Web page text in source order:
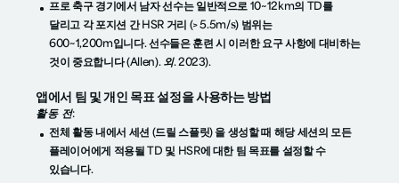
프로 축구 경기에서 남자 선수는 일반적으로 10~12km의 TD를
달리고 각 포지션 간 HSR 거리 (> 5.5m/s) 범위는
600~1,200m입니다. 선수들은 훈련 시 이러한 요구 사항에 대비하는
것이 중요합니다 (Allen). 외.2023).
앱에서 팀 및 개인 목표 설정을 사용하는 방법
활동 전:
전체 활동 내에서 세션 (드릴 스플릿) 을 생성할 때 해당 세션의 모든
플레이어에게 적용될 TD 및 HSR에 대한 팀 목표를 설정할 수
있습니다.